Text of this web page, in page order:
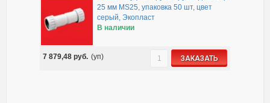
25 мм MS25, упаковка 50 шт, цвет
серый, Экопласт
В наличии
7 879,48 руб. (уп) ЗАКАЗАТЬ